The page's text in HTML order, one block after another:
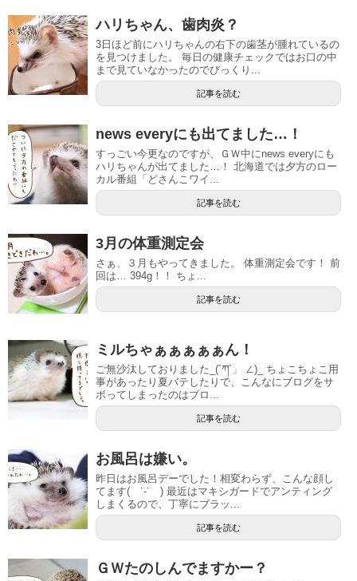
ハリちゃん、歯肉炎？
3日ほど前にハリちゃんの右下の歯茎が腫れているの
を見つけました。 毎日の健康チェックではお口の中
まで見ていなかったのでびっくり...
記事を読む
news everyにも出てました…！
すっごい今更なのですが、ＧＷ中にnews everyにも
ハリちゃんが出てました…！ 北海道では夕方のロー
カル番組「どさんこワイ...
記事を読む
3月の体重測定会
さぁ、３月もやってきました。 体重測定会です！ 前
回は… 394g！！ ちょ...
記事を読む
ミルちゃぁぁぁぁぁん！
ご無沙汰しておりました_(´ཀ`」 ∠)_ ちょこちょこ用
事があったり夏バテしたりで、こんなにブログをサ
ボってしまったのはブロ...
記事を読む
お風呂は嫌い。
昨日はお風呂デーでした！相変わらず、こんな顔し
てます( ˙-˙ ) 最近はマキシガードでアンティング
しまくるので、丁寧にブラッ...
記事を読む
ＧＷたのしんでますかー？